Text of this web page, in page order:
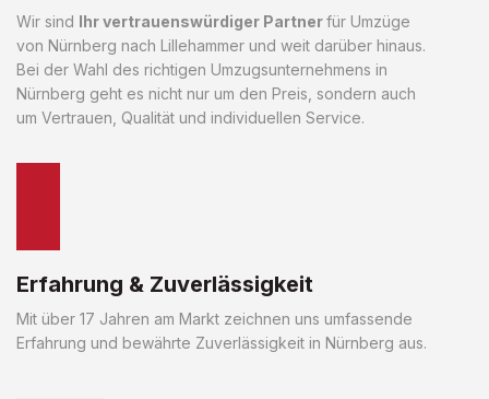
Wir sind Ihr vertrauenswürdiger Partnerfür Umzüge
von Nürnberg nach Lillehammer und weit darüber hinaus.
Bei der Wahl des richtigen Umzugsunternehmens in
Nürnberg geht es nicht nur um den Preis, sondern auch
um Vertrauen, Qualität und individuellen Service.
Erfahrung & Zuverlässigkeit
Mit über 17 Jahren am Markt zeichnen uns umfassende
Erfahrung und bewährte Zuverlässigkeit in Nürnberg aus.